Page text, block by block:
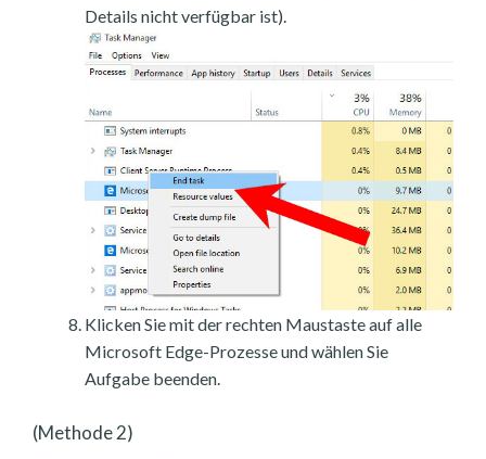
Details nicht verfügbar ist).
Klicken Sie mit der rechten Maustaste auf alle
Microsoft Edge-Prozesse und wählen Sie
Aufgabe beenden.
(Methode 2)